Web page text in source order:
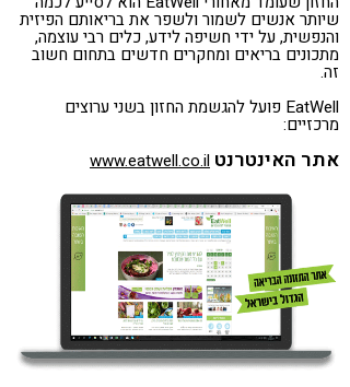
ניקוי רעלים
מזונות על
ילדים
הפרעות קשב & ריכוז
אכילה רגשית
רגישות לגלוטן
טעים להכיר
טבעונות
שיותר אנשים לשמור ולשפר את בריאותם הפיזית
והנפשית, על ידי חשיפה לידע, כלים רבי עוצמה,
מתכונים בריאים ומחקרים חדשים בתחום חשוב
זה.
EatWell פועל להגשמת החזון בשני ערוצים
מרכזיים:
אתר האינטרנט www.eatwell.co.il